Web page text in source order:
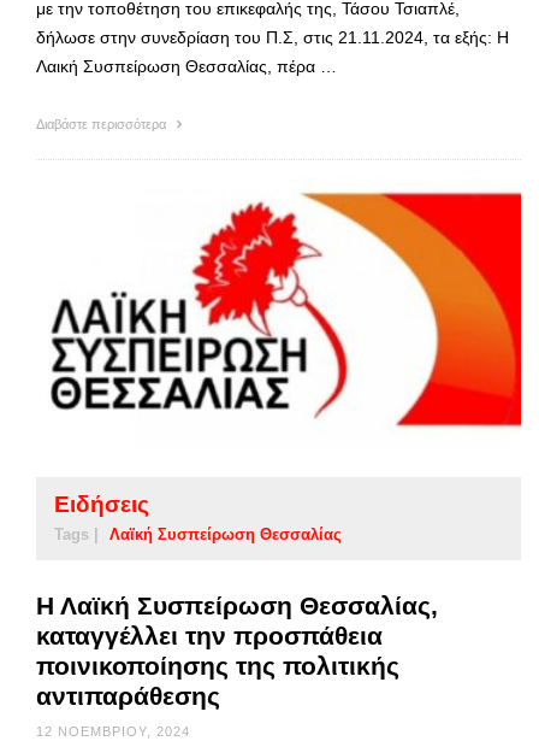
με την τοποθέτηση του επικεφαλής της, Τάσου Τσιαπλέ,
δήλωσε στην συνεδρίαση του Π.Σ, στις 21.11.2024, τα εξής: Η
Λαική Συσπείρωση Θεσσαλίας, πέρα …
Διαβάστε περισσότερα
Ειδήσεις
Tags | Λαϊκή Συσπείρωση Θεσσαλίας
Η Λαϊκή Συσπείρωση Θεσσαλίας,
καταγγέλλει την προσπάθεια
ποινικοποίησης της πολιτικής
αντιπαράθεσης
12 ΝΟΕΜΒΡΊΟΥ, 2024